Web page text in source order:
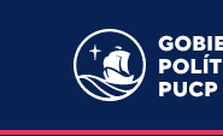
Escuela de